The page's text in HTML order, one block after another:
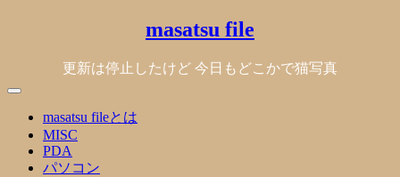
masatsu file
更新は停止したけど 今日もどこかで猫写真
masatsu fileとは
MISC
PDA
パソコン